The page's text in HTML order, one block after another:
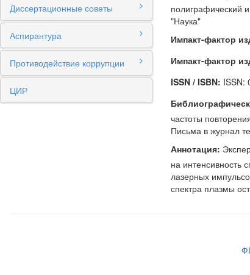
Диссертационные советы
Аспирантура
Противодействие коррупции
ЦИР
полиграфический
"Наука"
Импакт-фактор
Импакт-фактор
ISSN / ISBN: ISSN:
частоты
Письма в журнал
Аннотация:
на интенсивность
лазерных
спектра плазмы